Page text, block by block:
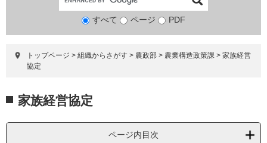
て
検
象
すべて ページ PDF
トップページ > 組織からさがす > 農政部 > 農業構造政策課 > 家族経営
協定
文 家族経営協定
ページ内目次